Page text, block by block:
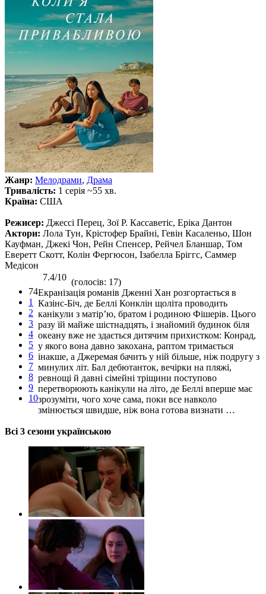
Жанр: Мелодрами, Драма
Тривалість: 1 серія ~55 хв.
Країна: США
Режисер: Джессі Перец, Зої Р. Кассаветіс, Еріка Дантон
Актори: Лола Тун, Крістофер Брайні, Гевін Касаленьо, Шон
Кауфман, Джекі Чон, Рейн Спенсер, Рейчел Бланшар, Том
Еверетт Скотт, Колін Фергюсон, Ізабелла Бріггс, Саммер
Медісон
74
1
2
3
4
5
6
7
8
9
10
7.4/10 (голосів: 17)
Екранізація романів Дженні Хан розгортається в
Казінс-Біч, де Беллі Конклін щоліта проводить
канікули з матір’ю, братом і родиною Фішерів. Цього
разу їй майже шістнадцять, і знайомий будинок біля
океану вже не здається дитячим прихистком: Конрад,
у якого вона давно закохана, раптом тримається
інакше, а Джеремая бачить у ній більше, ніж подругу з
минулих літ. Бал дебютанток, вечірки на пляжі,
ревнощі й давні сімейні тріщини поступово
перетворюють канікули на літо, де Беллі вперше має
зрозуміти, чого хоче сама, поки все навколо
змінюється швидше, ніж вона готова визнати …
Всі 3 сезони українською